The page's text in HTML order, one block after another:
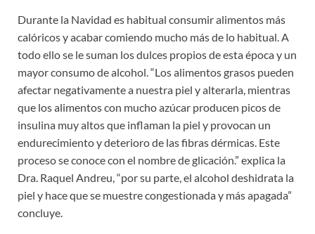
Durante la Navidad es habitual consumir alimentos más
calóricos y acabar comiendo mucho más de lo habitual. A
todo ello se le suman los dulces propios de esta época y un
mayor consumo de alcohol. “Los alimentos grasos pueden
afectar negativamente a nuestra piel y alterarla, mientras
que los alimentos con mucho azúcar producen picos de
insulina muy altos que inflaman la piel y provocan un
endurecimiento y deterioro de las fibras dérmicas. Este
proceso se conoce con el nombre de glicación.” explica la
Dra. Raquel Andreu, “por su parte, el alcohol deshidrata la
piel y hace que se muestre congestionada y más apagada”
concluye.